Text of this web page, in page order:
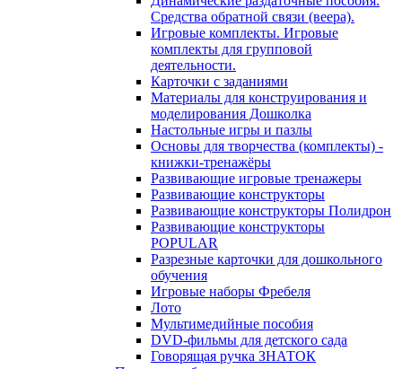
Средства обратной связи (веера).
Игровые комплекты. Игровые
комплекты для групповой
деятельности.
Карточки с заданиями
Материалы для конструирования и
моделирования Дошколка
Настольные игры и пазлы
Основы для творчества (комплекты) -
книжки-тренажёры
Развивающие игровые тренажеры
Развивающие конструкторы
Развивающие конструкторы Полидрон
Развивающие конструкторы
POPULAR
Разрезные карточки для дошкольного
обучения
Игровые наборы Фребеля
Лото
Мультимедийные пособия
DVD-фильмы для детского сада
Говорящая ручка ЗНАТОК